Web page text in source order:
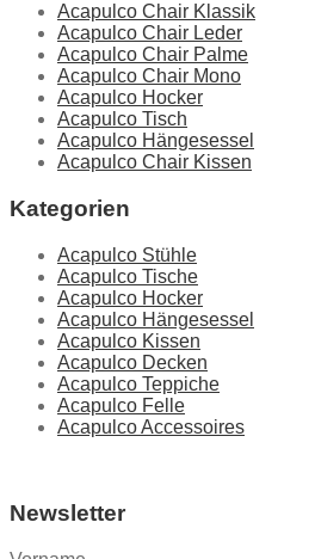
Acapulco Chair Klassik
Acapulco Chair Leder
Acapulco Chair Palme
Acapulco Chair Mono
Acapulco Hocker
Acapulco Tisch
Acapulco Hängesessel
Acapulco Chair Kissen
Kategorien
Acapulco Stühle
Acapulco Tische
Acapulco Hocker
Acapulco Hängesessel
Acapulco Kissen
Acapulco Decken
Acapulco Teppiche
Acapulco Felle
Acapulco Accessoires
Newsletter